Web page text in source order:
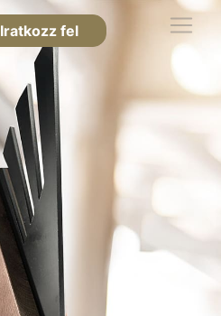
Iratkozz fel